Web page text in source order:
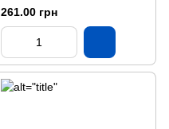
стали SU27010202 KronoPlast
261.00 грн